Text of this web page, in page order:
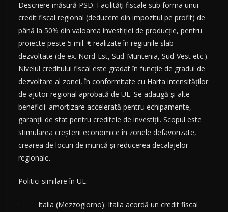
Descriere măsură PSD: Facilități fiscale sub forma unui
credit fiscal regional (deducere din impozitul pe profit) de
până la 50% din valoarea investiției de producție, pentru
proiecte peste 5 mil. € realizate în regiunile slab
dezvoltate (de ex. Nord-Est, Sud-Muntenia, Sud-Vest etc.).
Nivelul creditului fiscal este gradat în funcție de gradul de
dezvoltare al zonei, în conformitate cu Harta intensităților
de ajutor regional aprobată de UE. Se adaugă și alte
beneficii: amortizare accelerată pentru echipamente,
garanții de stat pentru creditele de investiții. Scopul este
stimularea creșterii economice în zonele defavorizate,
crearea de locuri de muncă și reducerea decalajelor
regionale.
Politici similare în UE:
· Italia (Mezzogiorno): Italia acordă un credit fiscal